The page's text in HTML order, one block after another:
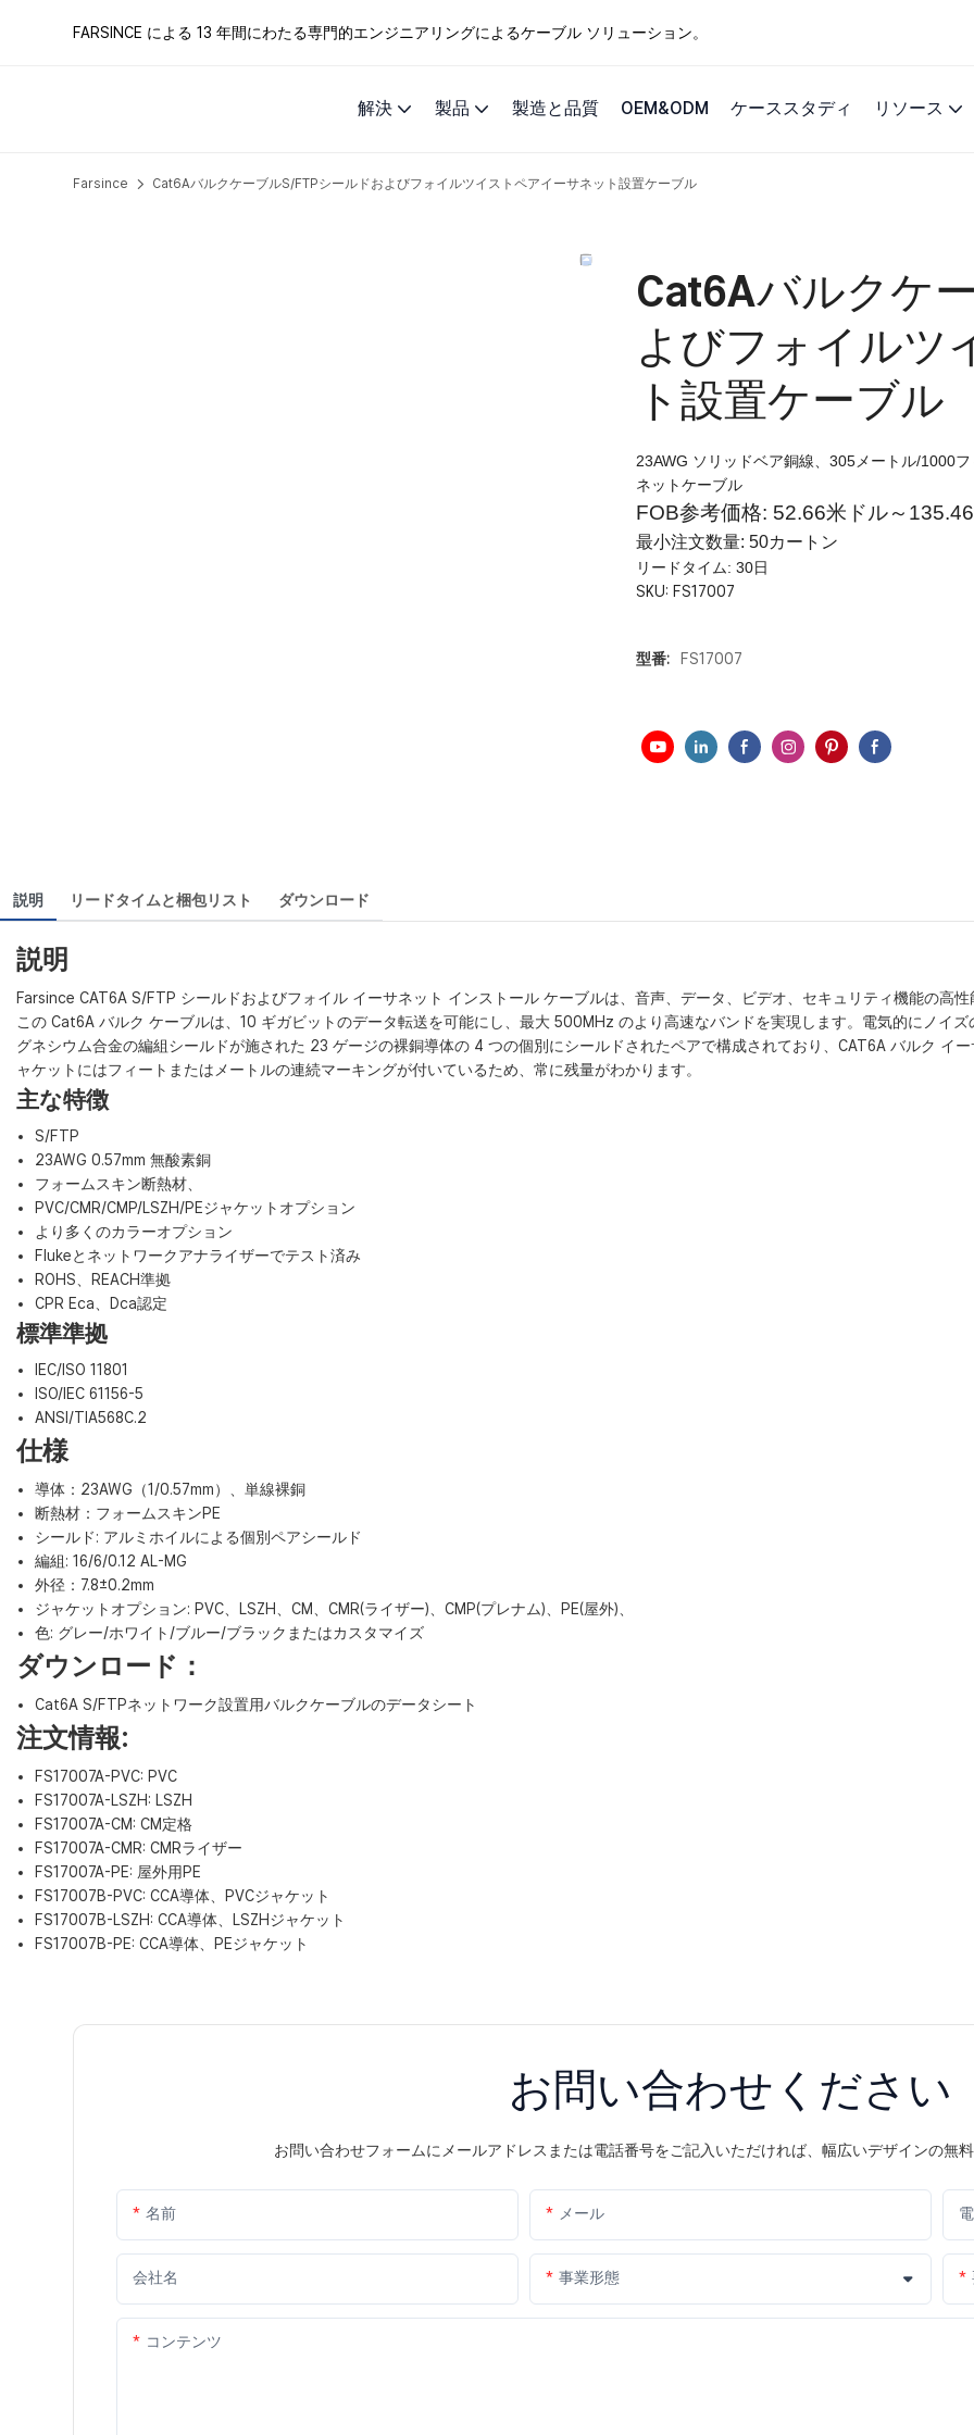
FARSINCE による 13 年間にわたる専門的エンジニアリングによるケーブル ソリューション。
解決 製品 製造と品質 OEM&ODM ケーススタディ リソース
Farsince Cat6AバルクケーブルS/FTPシールドおよびフォイルツイストペアイーサネット設置ケーブル
Cat6Aバルクケ
よびフォイルツ
ト設置ケーブル
23AWG ソリッドベア銅線、305メートル/1000
ネットケーブル
FOB参考価格: 52.66米ドル～
最小注文数量: 50カートン
リードタイム: 30日
SKU: FS17007
型番: FS17007
説明 リードタイムと梱包リスト ダウンロード
説明
Farsince CAT6A S/FTP シールドおよびフォイル イーサネット インストール ケーブルは、音声、データ、ビデオ、セキュリティ機能の高性
この Cat6A バルク ケーブルは、10 ギガビットのデータ転送を可能にし、最大 500MHz のより高速なバンドを実現します。電気的にノイ
グネシウム合金の編組シールドが施された 23 ゲージの裸銅導体の 4 つの個別にシールドされたペアで構成されており、CAT6A バルク イ
ャケットにはフィートまたはメートルの連続マーキングが付いているため、常に残量がわかります。
主な特徴
S/FTP
23AWG 0.57mm 無酸素銅
フォームスキン断熱材、
PVC/CMR/CMP/LSZH/PEジャケットオプション
より多くのカラーオプション
Flukeとネットワークアナライザーでテスト済み
ROHS、REACH準拠
CPR Eca、Dca認定
標準準拠
IEC/ISO 11801
ISO/IEC 61156-5
ANSI/TIA568C.2
仕様
導体：23AWG（1/0.57mm）、単線裸銅
断熱材：フォームスキンPE
シールド: アルミホイルによる個別ペアシールド
編組: 16/6/0.12 AL-MG
外径：7.8±0.2mm
ジャケットオプション: PVC、LSZH、CM、CMR(ライザー)、CMP(プレナム)、PE(屋外)、
色: グレー/ホワイト/ブルー/ブラックまたはカスタマイズ
ダウンロード：
Cat6A S/FTPネットワーク設置用バルクケーブルのデータシート
注文情報:
FS17007A-PVC: PVC
FS17007A-LSZH: LSZH
FS17007A-CM: CM定格
FS17007A-CMR: CMRライザー
FS17007A-PE: 屋外用PE
FS17007B-PVC: CCA導体、PVCジャケット
FS17007B-LSZH: CCA導体、LSZHジャケット
FS17007B-PE: CCA導体、PEジャケット
お問い合わせください
お問い合わせフォームにメールアドレスまたは電話番号をご記入いただければ、幅広いデザインの無
名前 メール
会社名 事業形態
コンテンツ